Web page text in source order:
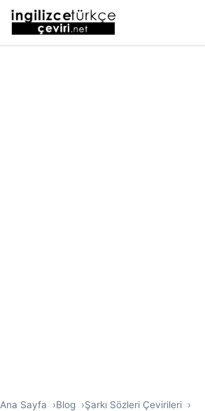
Ana Sayfa Blog
Şarkı Sözleri Çevirileri